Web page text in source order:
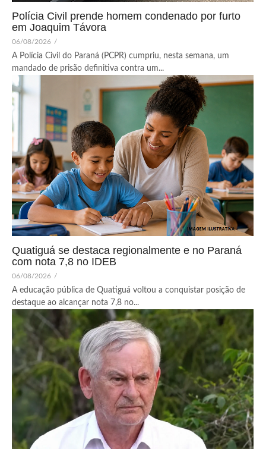
Polícia Civil prende homem condenado por furto
em Joaquim Távora
06/08/2026 /
A Polícia Civil do Paraná (PCPR) cumpriu, nesta semana, um
mandado de prisão definitiva contra um...
Quatiguá se destaca regionalmente e no Paraná
com nota 7,8 no IDEB
06/08/2026 /
A educação pública de Quatiguá voltou a conquistar posição de
destaque ao alcançar nota 7,8 no...